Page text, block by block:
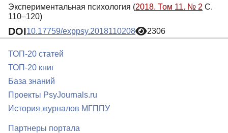
Экспериментальная психология (2018. Том 11. № 2 С.
110–120)
DOI10.17759/exppsy.2018110208 2306
ТОП-20 статей
ТОП-20 книг
База знаний
Проекты PsyJournals.ru
История журналов МГППУ
Партнеры портала